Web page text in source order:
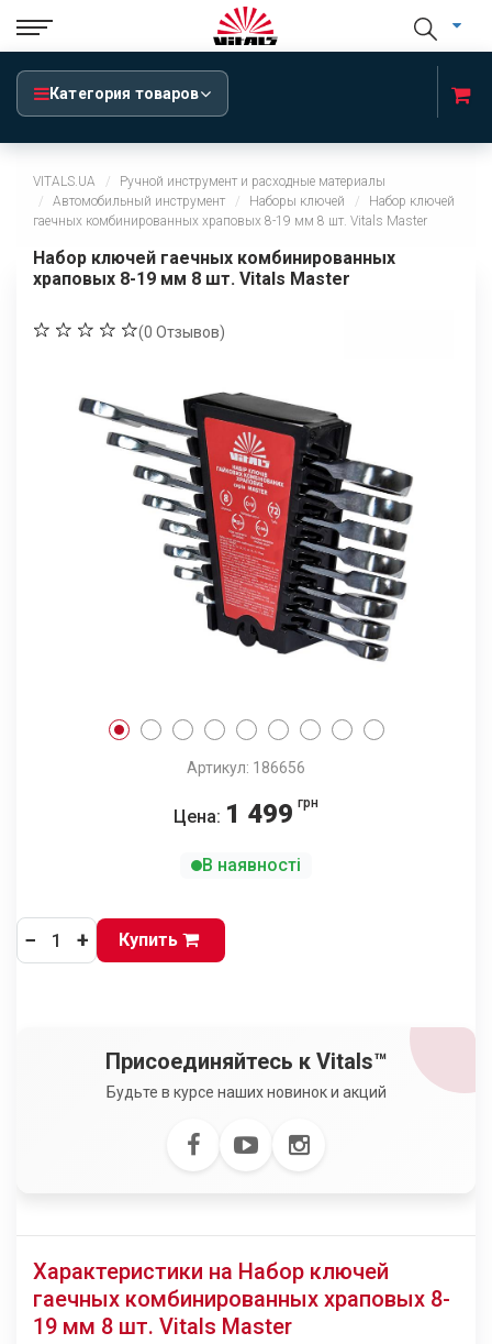
Категория товаров
VITALS.UA
Ручной инструмент и расходные материалы
Автомобильный инструмент
Наборы ключей
Набор ключей
гаечных комбинированных храповых 8-19 мм 8 шт. Vitals Master
Набор ключей гаечных комбинированных
храповых 8-19 мм 8 шт. Vitals Master
(0 Отзывов)
Артикул: 186656
Цена: 1 499 грн
В наявності
− + Купить
Присоединяйтесь к Vitals™
Будьте в курсе наших новинок и акций
Характеристики на Набор ключей
гаечных комбинированных храповых 8-
19 мм 8 шт. Vitals Master